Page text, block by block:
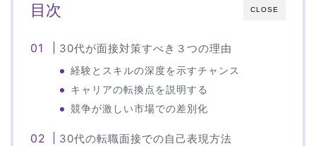
CLOSE
目次
30代が面接対策すべき３つの理由
経験とスキルの深度を示すチャンス
キャリアの転換点を説明する
競争が激しい市場での差別化
30代の転職面接での自己表現方法